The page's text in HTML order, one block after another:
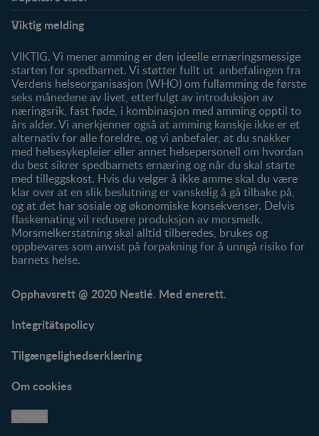
FAQ
Våre merker
Viktig melding
VIKTIG. Vi mener amming er den ideelle ernæringsmessige
starten for spedbarnet. Vi støtter fullt ut anbefalingen fra
Verdens helseorganisasjon (WHO) om fullamming de første
seks månedene av livet, etterfulgt av introduksjon av
næringsrik, fast føde, i kombinasjon med amming opptil to
års alder. Vi anerkjenner også at amming kanskje ikke er et
alternativ for alle foreldre, og vi anbefaler, at du snakker
med helsesykepleier eller annet helsepersonell om hvordan
du best sikrer spedbarnets ernæring og når du skal starte
med tilleggskost. Hvis du velger å ikke amme skal du være
klar over at en slik beslutning er vanskelig å gå tilbake på,
og at det har sosiale og økonomiske konsekvenser. Delvis
flaskemating vil redusere produksjon av morsmelk.
Morsmelkerstatning skal alltid tilberedes, brukes og
oppbevares som anvist på forpakning for å unngå risiko for
barnets helse.
Opphavsrett @ 2020 Nestlé. Med enerett.
Integritätspolicy
Tilgængelighedserklæring
Om cookies